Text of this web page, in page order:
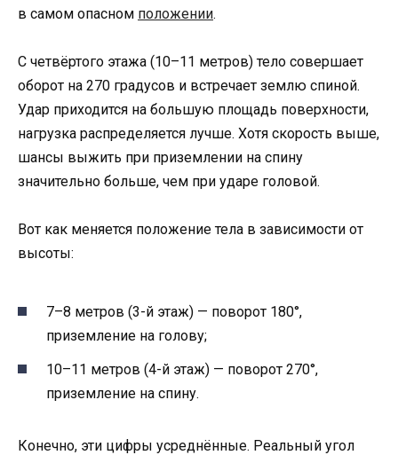
в самом опасном положении.
С четвёртого этажа (10–11 метров) тело совершает
оборот на 270 градусов и встречает землю спиной.
Удар приходится на большую площадь поверхности,
нагрузка распределяется лучше. Хотя скорость выше,
шансы выжить при приземлении на спину
значительно больше, чем при ударе головой.
Вот как меняется положение тела в зависимости от
высоты:
7–8 метров (3-й этаж) — поворот 180°,
приземление на голову;
10–11 метров (4-й этаж) — поворот 270°,
приземление на спину.
Конечно, эти цифры усреднённые. Реальный угол